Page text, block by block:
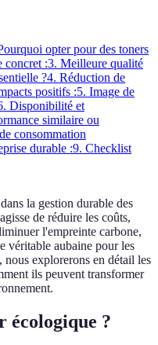
opter pour des toners
concret :3. Meilleure qualité
?4. Réduction de
positifs :5. Image de
Disponibilité et
similaire ou
consommation
durable :9. Checklist
dans la gestion durable des
de réduire les coûts,
l'empreinte carbone,
véritable aubaine pour les
nous explorerons en détail les
ils peuvent transformer
écologique ?